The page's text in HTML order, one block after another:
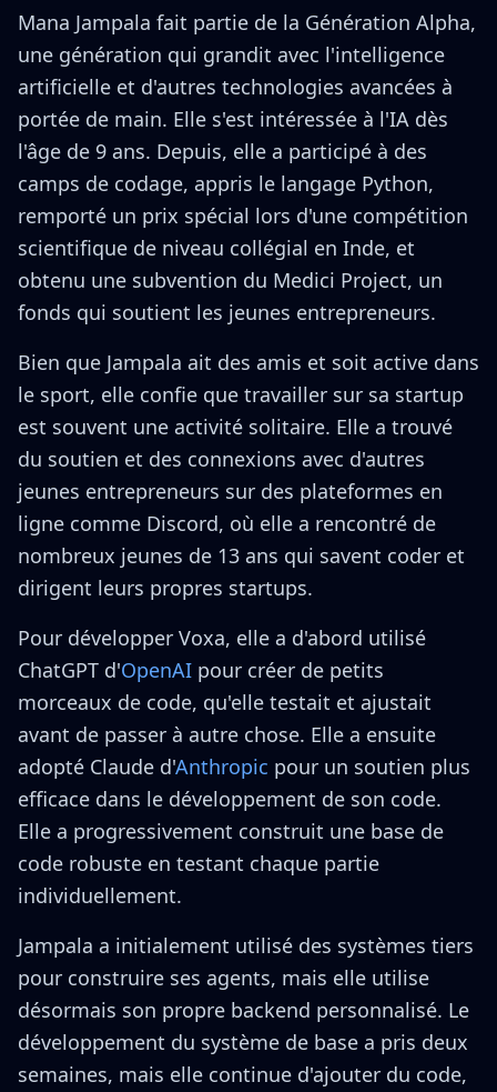
Mana Jampala fait partie de la Génération Alpha,
une génération qui grandit avec l'intelligence
artificielle et d'autres technologies avancées à
portée de main. Elle s'est intéressée à l'IA dès
l'âge de 9 ans. Depuis, elle a participé à des
camps de codage, appris le langage Python,
remporté un prix spécial lors d'une compétition
scientifique de niveau collégial en Inde, et
obtenu une subvention du Medici Project, un
fonds qui soutient les jeunes entrepreneurs.
Bien que Jampala ait des amis et soit active dans
le sport, elle confie que travailler sur sa startup
est souvent une activité solitaire. Elle a trouvé
du soutien et des connexions avec d'autres
jeunes entrepreneurs sur des plateformes en
ligne comme Discord, où elle a rencontré de
nombreux jeunes de 13 ans qui savent coder et
dirigent leurs propres startups.
Pour développer Voxa, elle a d'abord utilisé
ChatGPT d'OpenAI pour créer de petits
morceaux de code, qu'elle testait et ajustait
avant de passer à autre chose. Elle a ensuite
adopté Claude d'Anthropic pour un soutien plus
efficace dans le développement de son code.
Elle a progressivement construit une base de
code robuste en testant chaque partie
individuellement.
Jampala a initialement utilisé des systèmes tiers
pour construire ses agents, mais elle utilise
désormais son propre backend personnalisé. Le
développement du système de base a pris deux
semaines, mais elle continue d'ajouter du code,